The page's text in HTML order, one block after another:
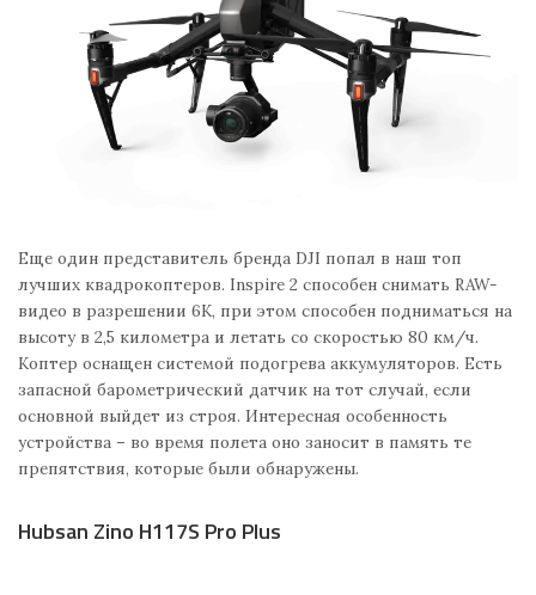
Еще один представитель бренда DJI попал в наш топ
лучших квадрокоптеров. Inspire 2 способен снимать RAW-
видео в разрешении 6K, при этом способен подниматься на
высоту в 2,5 километра и летать со скоростью 80 км/ч.
Коптер оснащен системой подогрева аккумуляторов. Есть
запасной барометрический датчик на тот случай, если
основной выйдет из строя. Интересная особенность
устройства – во время полета оно заносит в память те
препятствия, которые были обнаружены.
Hubsan Zino H117S Pro Plus